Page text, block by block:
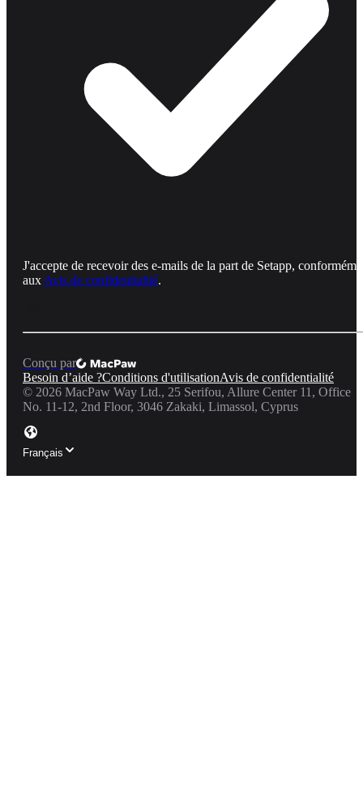
J'accepte de recevoir des e-mails de la part de Setapp,
aux Avis de confidentialité.
Conçu par
Besoin d’aide ?Conditions d'utilisationAvis de confidentialité
© 2026 MacPaw Way Ltd., 25 Serifou, Allure Center 11, Office
No. 11-12, 2nd Floor, 3046 Zakaki, Limassol, Cyprus
Français